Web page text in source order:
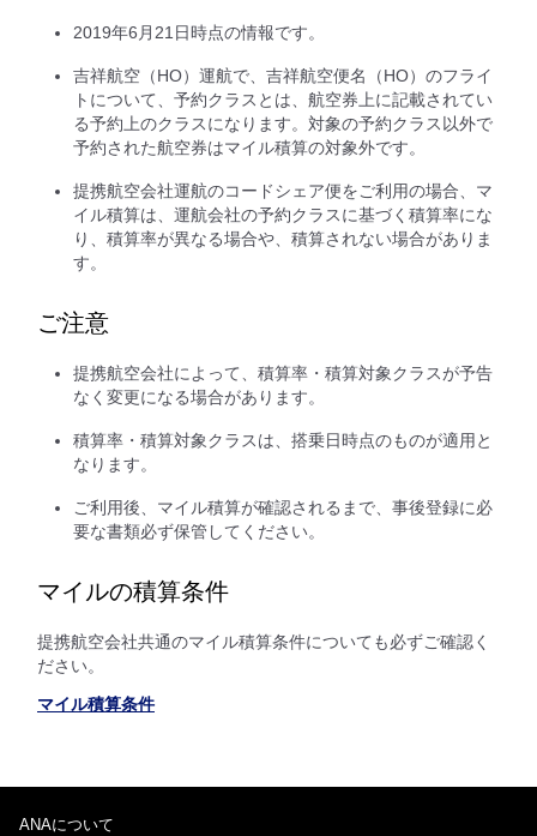
2019年6月21日時点の情報です。
吉祥航空（HO）運航で、吉祥航空便名（HO）のフライ
トについて、予約クラスとは、航空券上に記載されてい
る予約上のクラスになります。対象の予約クラス以外で
予約された航空券はマイル積算の対象外です。
提携航空会社運航のコードシェア便をご利用の場合、マ
イル積算は、運航会社の予約クラスに基づく積算率にな
り、積算率が異なる場合や、積算されない場合がありま
す。
ご注意
提携航空会社によって、積算率・積算対象クラスが予告
なく変更になる場合があります。
積算率・積算対象クラスは、搭乗日時点のものが適用と
なります。
ご利用後、マイル積算が確認されるまで、事後登録に必
要な書類必ず保管してください。
マイルの積算条件
提携航空会社共通のマイル積算条件についても必ずご確認く
ださい。
マイル積算条件
ANAについて